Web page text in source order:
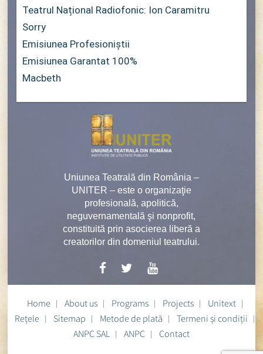
Teatrul Național Radiofonic: Ion Caramitru
Sorry
Emisiunea Profesioniștii
Emisiunea Garantat 100%
Macbeth
Uniunea Teatrală din România –
UNITER – este o organizaţie
profesională, apolitică,
neguvernamentală şi nonprofit,
constituită prin asocierea liberă a
creatorilor din domeniul teatrului.
Home About us Programs Projects
Unitext
Rețele
Sitemap Metode de plată
Termeni și condiții
ANPC SAL
ANPC Contact